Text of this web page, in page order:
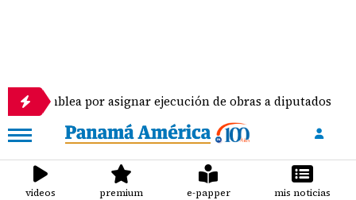
por asignar ejecución de obras a diputados
videos premium e-papper mis noticias